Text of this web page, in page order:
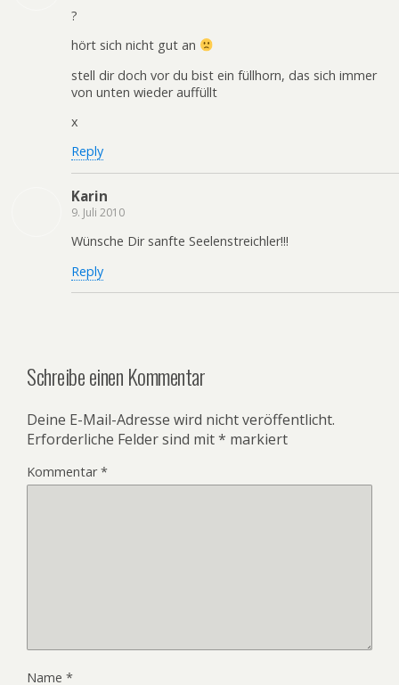
?
hört sich nicht gut an
stell dir doch vor du bist ein füllhorn, das sich immer
von unten wieder auffüllt
x
Reply
Karin
9. Juli 2010
Wünsche Dir sanfte Seelenstreichler!!!
Reply
Schreibe einen Kommentar
Deine E-Mail-Adresse wird nicht veröffentlicht.
Erforderliche Felder sind mit* markiert
Kommentar*
Name *